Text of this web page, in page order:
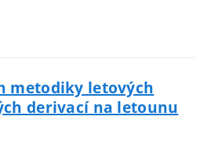
metodiky letových
derivací na letounu